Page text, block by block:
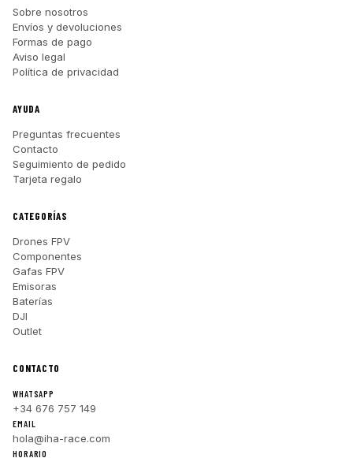
Sobre nosotros
Envíos y devoluciones
Formas de pago
Aviso legal
Política de privacidad
AYUDA
Preguntas frecuentes
Contacto
Seguimiento de pedido
Tarjeta regalo
CATEGORÍAS
Drones FPV
Componentes
Gafas FPV
Emisoras
Baterías
DJI
Outlet
CONTACTO
WHATSAPP
+34 676 757 149
EMAIL
hola@iha-race.com
HORARIO